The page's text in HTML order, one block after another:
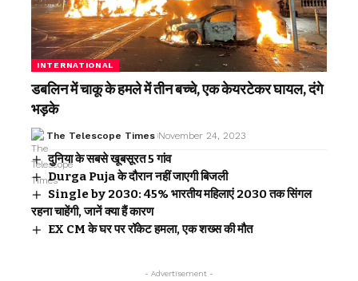
INTERNATIONAL
डबलिन में चाकू के हमले में तीन बच्चे, एक केयरटेकर घायल, दंगे
भड़के
The Telescope Times November 24, 2023
दुनिया के सबसे खूबसूरत 5 गांव
Durga Puja के दौरान नहीं जाएगी बिजली
Single by 2030: 45% भारतीय महिलाएं 2030 तक सिंगल
रहना चाहेंगी, जानें क्या हैं कारण
EX CM के घर पर रॉकेट हमला, एक शख्स की मौत
- Advertisement -